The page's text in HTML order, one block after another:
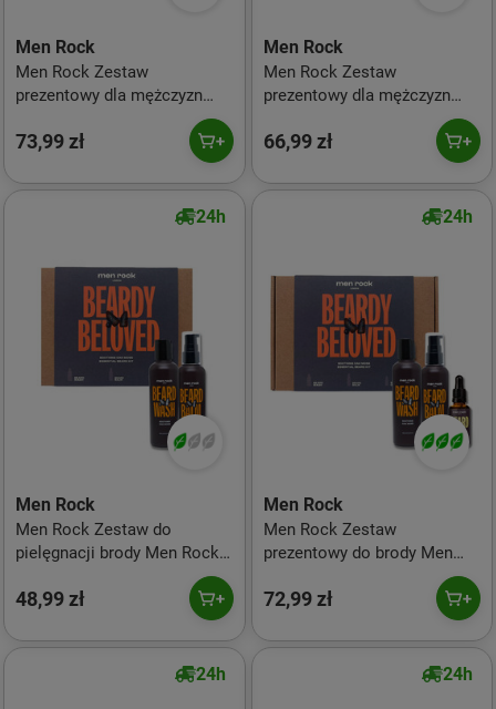
Men Rock
Men Rock Zestaw
prezentowy dla mężczyzn
(krem sorbetowy po goleniu
50ml + szampon i żel do
73,99 zł
Men Rock
Men Rock Zestaw
prezentowy dla mężczyzn
sorbetowy po goleniu 100ml
66,99 zł
24h
Men Rock
Men Rock Zestaw do
pielęgnacji brody Men Rock
Duo Kojący mech dębowy
(szampon do brody 100ml +
48,99 zł
24h
Men Rock
Men Rock Zestaw
prezentowy do brody Men
Soothing Oak Moss
(szampon do brody 100ml +
balsam do brody 100ml +
olejek do brody 100ml)
72,99 zł
24h 24h